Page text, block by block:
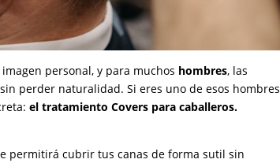
personal, y para muchos hombres, las
perder naturalidad. Si eres uno de esos hombres
el tratamiento Covers para caballeros.
permitirá cubrir tus canas de forma sutil sin